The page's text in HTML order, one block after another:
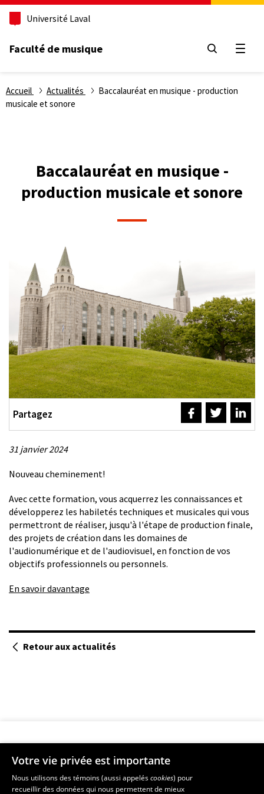
Aller
principal
Université Laval
Faculté de musique
Fil
d'Ariane
Accueil Actualités
Baccalauréat en musique - production
musicale et sonore
Baccalauréat en musique -
production musicale et sonore
Partagez
31 janvier 2024
Description
Nouveau cheminement!
Avec cette formation, vous acquerrez les connaissances et
développerez les habiletés techniques et musicales qui vous
permettront de réaliser, jusqu'à l'étape de production finale,
des projets de création dans les domaines de
l'audionumérique et de l'audiovisuel, en fonction de vos
objectifs professionnels ou personnels.
En savoir davantage
Retour aux actualités
Faculté de musique
Votre vie privée est importante
Nous utilisons des témoins (aussi appeléscookies) pour
recueillir des données qui nous permettent de mieux